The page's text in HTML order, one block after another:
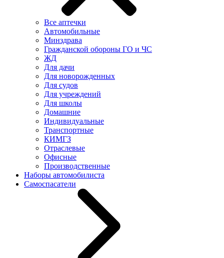
Все аптечки
Автомобильные
Минздрава
Гражданской обороны ГО и ЧС
ЖД
Для дачи
Для новорожденных
Для судов
Для учреждений
Для школы
Домашние
Индивидуальные
Транспортные
КИМГЗ
Отраслевые
Офисные
Производственные
Наборы автомобилиста
Самоспасатели